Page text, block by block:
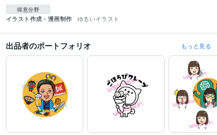
得意分野
イラスト作成・漫画制作 ゆるいイラスト
出品者のポートフォリオ もっと見る